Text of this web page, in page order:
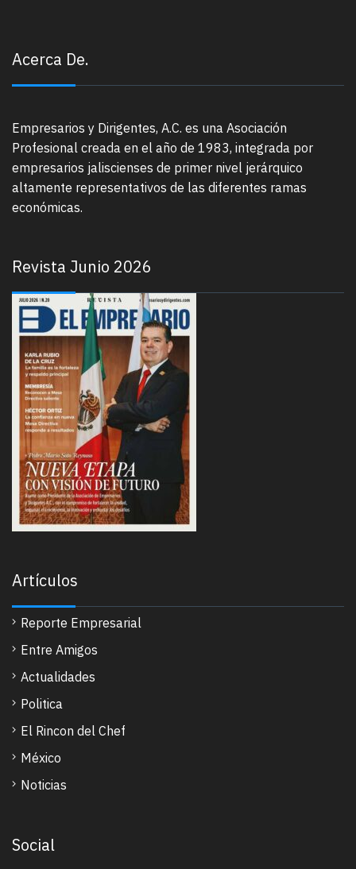
Acerca De.
Empresarios y Dirigentes, A.C. es una Asociación
Profesional creada en el año de 1983, integrada por
empresarios jaliscienses de primer nivel jerárquico
altamente representativos de las diferentes ramas
económicas.
Revista Junio 2026
Artículos
Reporte Empresarial
Entre Amigos
Actualidades
Politica
El Rincon del Chef
México
Noticias
Social